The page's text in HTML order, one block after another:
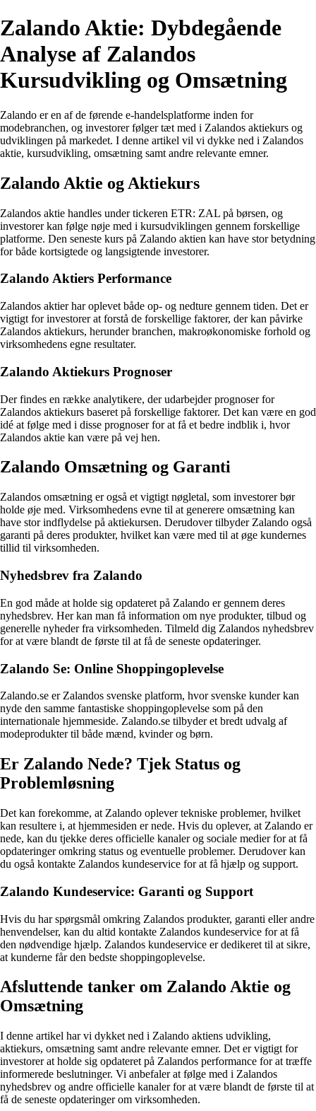
Zalando Aktie: Dybdegående
Analyse af Zalandos
Kursudvikling og Omsætning
Zalando er en af de førende e-handelsplatforme inden for
modebranchen, og investorer følger tæt med i Zalandos aktiekurs og
udviklingen på markedet. I denne artikel vil vi dykke ned i Zalandos
aktie, kursudvikling, omsætning samt andre relevante emner.
Zalando Aktie og Aktiekurs
Zalandos aktie handles under tickeren ETR: ZAL på børsen, og
investorer kan følge nøje med i kursudviklingen gennem forskellige
platforme. Den seneste kurs på Zalando aktien kan have stor betydning
for både kortsigtede og langsigtende investorer.
Zalando Aktiers Performance
Zalandos aktier har oplevet både op- og nedture gennem tiden. Det er
vigtigt for investorer at forstå de forskellige faktorer, der kan påvirke
Zalandos aktiekurs, herunder branchen, makroøkonomiske forhold og
virksomhedens egne resultater.
Zalando Aktiekurs Prognoser
Der findes en række analytikere, der udarbejder prognoser for
Zalandos aktiekurs baseret på forskellige faktorer. Det kan være en god
idé at følge med i disse prognoser for at få et bedre indblik i, hvor
Zalandos aktie kan være på vej hen.
Zalando Omsætning og Garanti
Zalandos omsætning er også et vigtigt nøgletal, som investorer bør
holde øje med. Virksomhedens evne til at generere omsætning kan
have stor indflydelse på aktiekursen. Derudover tilbyder Zalando også
garanti på deres produkter, hvilket kan være med til at øge kundernes
tillid til virksomheden.
Nyhedsbrev fra Zalando
En god måde at holde sig opdateret på Zalando er gennem deres
nyhedsbrev. Her kan man få information om nye produkter, tilbud og
generelle nyheder fra virksomheden. Tilmeld dig Zalandos nyhedsbrev
for at være blandt de første til at få de seneste opdateringer.
Zalando Se: Online Shoppingoplevelse
Zalando.se er Zalandos svenske platform, hvor svenske kunder kan
nyde den samme fantastiske shoppingoplevelse som på den
internationale hjemmeside. Zalando.se tilbyder et bredt udvalg af
modeprodukter til både mænd, kvinder og børn.
Er Zalando Nede? Tjek Status og
Problemløsning
Det kan forekomme, at Zalando oplever tekniske problemer, hvilket
kan resultere i, at hjemmesiden er nede. Hvis du oplever, at Zalando er
nede, kan du tjekke deres officielle kanaler og sociale medier for at få
opdateringer omkring status og eventuelle problemer. Derudover kan
du også kontakte Zalandos kundeservice for at få hjælp og support.
Zalando Kundeservice: Garanti og Support
Hvis du har spørgsmål omkring Zalandos produkter, garanti eller andre
henvendelser, kan du altid kontakte Zalandos kundeservice for at få
den nødvendige hjælp. Zalandos kundeservice er dedikeret til at sikre,
at kunderne får den bedste shoppingoplevelse.
Afsluttende tanker om Zalando Aktie og
Omsætning
I denne artikel har vi dykket ned i Zalando aktiens udvikling,
aktiekurs, omsætning samt andre relevante emner. Det er vigtigt for
investorer at holde sig opdateret på Zalandos performance for at træffe
informerede beslutninger. Vi anbefaler at følge med i Zalandos
nyhedsbrev og andre officielle kanaler for at være blandt de første til at
få de seneste opdateringer om virksomheden.